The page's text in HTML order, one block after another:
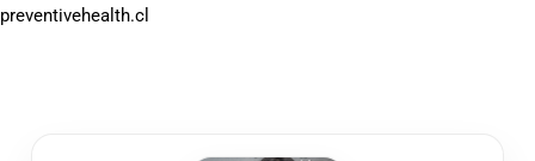
preventivehealth.cl